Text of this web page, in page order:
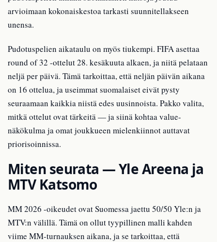
arvioimaan kokonaiskestoa tarkasti suunnitellakseen
unensa.
Pudotuspelien aikataulu on myös tiukempi. FIFA asettaa
round of 32 -ottelut 28. kesäkuuta alkaen, ja niitä pelataan
neljä per päivä. Tämä tarkoittaa, että neljän päivän aikana
on 16 ottelua, ja useimmat suomalaiset eivät pysty
seuraamaan kaikkia niistä edes uusinnoista. Pakko valita,
mitkä ottelut ovat tärkeitä — ja siinä kohtaa value-
näkökulma ja omat joukkueen mielenkiinnot auttavat
priorisoinnissa.
Miten seurata — Yle Areena ja
MTV Katsomo
MM 2026 -oikeudet ovat Suomessa jaettu 50/50 Yle:n ja
MTV:n välillä. Tämä on ollut tyypillinen malli kahden
viime MM-turnauksen aikana, ja se tarkoittaa, että